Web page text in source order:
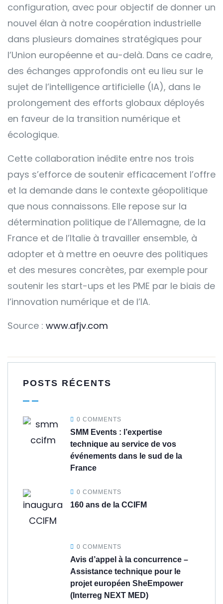
configuration, avec pour objectif de donner un
nouvel élan à notre coopération industrielle
dans plusieurs domaines stratégiques pour
l’Union européenne et au-delà. Dans ce cadre,
des échanges approfondis ont eu lieu sur le
sujet de l’intelligence artificielle (IA), dans le
prolongement des efforts globaux déployés
en faveur de la transition numérique et
écologique.
Cette collaboration inédite entre nos trois
pays s’efforce de soutenir efficacement l’offre
et la demande dans le contexte géopolitique
que nous connaissons. Elle repose sur la
détermination politique de l’Allemagne, de la
France et de l’Italie à travailler ensemble, à
adopter et à mettre en oeuvre des politiques
et des mesures concrètes, par exemple pour
soutenir les start-ups et les PME par le biais de
l’innovation numérique et de l’IA.
Source : www.afjv.com
POSTS RÉCENTS
0 COMMENTS
SMM Events : l’expertise
technique au service de vos
événements dans le sud de la
France
0 COMMENTS
160 ans de la CCIFM
0 COMMENTS
Avis d’appel à la concurrence –
Assistance technique pour le
projet européen SheEmpower
(Interreg NEXT MED)